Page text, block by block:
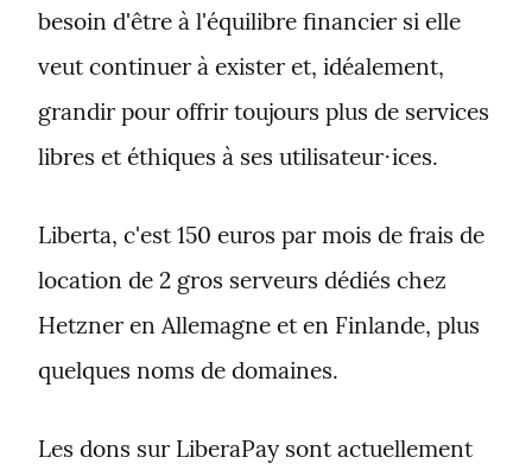
besoin d'être à l'équilibre financier si elle
veut continuer à exister et, idéalement,
grandir pour offrir toujours plus de services
libres et éthiques à ses utilisateur⋅ices.
Liberta, c'est 150 euros par mois de frais de
location de 2 gros serveurs dédiés chez
Hetzner en Allemagne et en Finlande, plus
quelques noms de domaines.
Les dons sur LiberaPay sont actuellement